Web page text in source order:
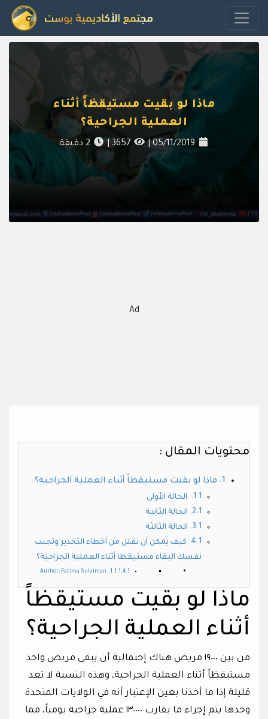
ماذا لو بقيت مستيقظاً أثناء
العملية الجراحية؟
05/11/2019
|
2 دقيقة
Ad
محتويات المقال :
ماذا لو بقيت مستيقظاً أثناء العملية الجراحية؟
الحالة الأولى
الحالة الثانية
الحالة الثالثة
كيف يمكن أن نقلل من أخطاء التخدير وتجنب
نفسك البقاء مستيقظا أثناء العملية الجراحية؟
Author: Fatima Sulaiman
ماذا لو بقيت مستيقظاً
أثناء العملية الجراحية؟
من بين ١٩٠٠٠ مريض هناك إحتمالية أن يبقى مريض واحد
مستيقظاً أثناء العملية الجراحية، وهذه النسبة لا تعد
قليلة إذا ما أخذنا بعين الإعتبار أنه في الولايات المتحدة
وحدها يتم إجراء ما يقارب ١٣٠٠٠٠ عملية جراحية يومياً، مما